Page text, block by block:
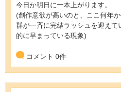
今日か明日に一本上がります。
(創作意欲が高いのと、ここ何年
群が一斉に完結ラッシュを迎え
的に早まっている現象)
コメント 0件